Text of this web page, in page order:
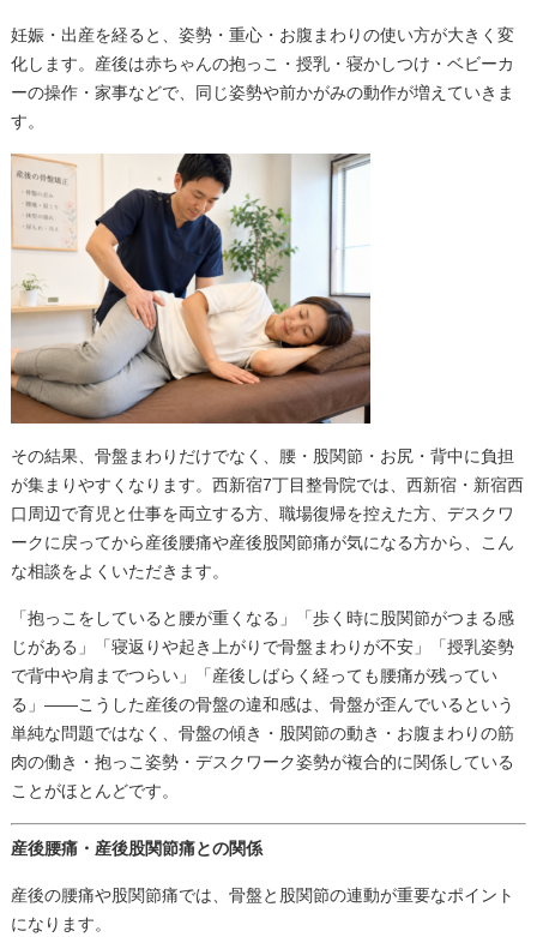
妊娠・出産を経ると、姿勢・重心・お腹まわりの使い方が大きく変
化します。産後は赤ちゃんの抱っこ・授乳・寝かしつけ・ベビーカ
ーの操作・家事などで、同じ姿勢や前かがみの動作が増えていきま
す。
その結果、骨盤まわりだけでなく、腰・股関節・お尻・背中に負担
が集まりやすくなります。西新宿7丁目整骨院では、西新宿・新宿西
口周辺で育児と仕事を両立する方、職場復帰を控えた方、デスクワ
ークに戻ってから産後腰痛や産後股関節痛が気になる方から、こん
な相談をよくいただきます。
「抱っこをしていると腰が重くなる」「歩く時に股関節がつまる感
じがある」「寝返りや起き上がりで骨盤まわりが不安」「授乳姿勢
で背中や肩までつらい」「産後しばらく経っても腰痛が残ってい
る」——こうした産後の骨盤の違和感は、骨盤が歪んでいるという
単純な問題ではなく、骨盤の傾き・股関節の動き・お腹まわりの筋
肉の働き・抱っこ姿勢・デスクワーク姿勢が複合的に関係している
ことがほとんどです。
産後腰痛・産後股関節痛との関係
産後の腰痛や股関節痛では、骨盤と股関節の連動が重要なポイント
になります。